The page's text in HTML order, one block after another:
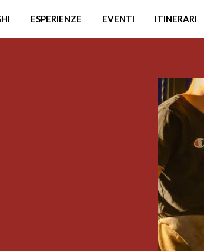
ESPERIENZE EVENTI ITINERARI